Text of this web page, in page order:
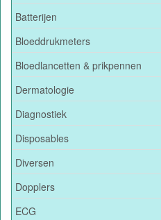
Batterijen
Bloeddrukmeters
Bloedlancetten & prikpennen
Dermatologie
Diagnostiek
Disposables
Diversen
Dopplers
ECG